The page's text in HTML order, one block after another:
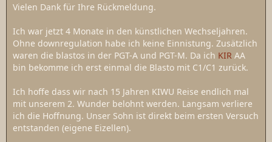
Vielen Dank für Ihre Rückmeldung.
Ich war jetzt 4 Monate in den künstlichen Wechseljahren.
Ohne downregulation habe ich keine Einnistung. Zusätzlich
waren die blastos in der PGT-A und PGT-M. Da ich KIR AA
bin bekomme ich erst einmal die Blasto mit C1/C1 zurück.
Ich hoffe dass wir nach 15 Jahren KIWU Reise endlich mal
mit unserem 2. Wunder belohnt werden. Langsam verliere
ich die Hoffnung. Unser Sohn ist direkt beim ersten Versuch
entstanden (eigene Eizellen).